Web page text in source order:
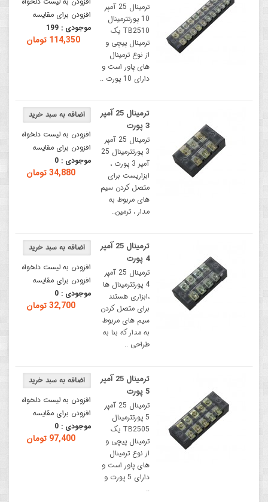
افزودن برای مقایسه
موجودی : 199
114,350 تومان
ترمینال 25 آمپر
10 پورتترمینال
TB2510 یک
ترمینال پیچی و
از نوع ترمینال
های پاور است و
دارای 10 پورت ..
افزودن به لیست دلخواه
افزودن برای مقایسه
موجودی : 0
34,880 تومان
ترمینال 25 آمپر
3 پورت
ترمینال 25 آمپر
3 پورتترمینال 25
آمپر 3 پورت ،
ابزاریست برای
متصل کردن سیم
های مربوط به
مدار ، ترمین..
افزودن به لیست دلخواه
افزودن برای مقایسه
موجودی : 0
32,700 تومان
ترمینال 25 آمپر
4 پورت
ترمینال 25 آمپر
4 پورتترمینال ها
،ابزاری هستند
برای متصل کردن
سیم های مربوط
به مدار که بنا به
طراحی ..
افزودن به لیست دلخواه
افزودن برای مقایسه
موجودی : 0
97,400 تومان
ترمینال 25 آمپر
5 پورت
ترمینال 25 آمپر
5 پورتترمینال
TB2505 یک
ترمینال پیچی و
از نوع ترمینال
های پاور است و
دارای 5 پورت و
..